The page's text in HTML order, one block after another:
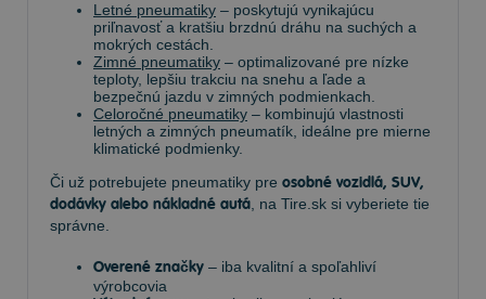
Letné pneumatiky – poskytujú vynikajúcu
priľnavosť a kratšiu brzdnú dráhu na suchých a
mokrých cestách.
Zimné pneumatiky – optimalizované pre nízke
teploty, lepšiu trakciu na snehu a ľade a
bezpečnú jazdu v zimných podmienkach.
Celoročné pneumatiky – kombinujú vlastnosti
letných a zimných pneumatík, ideálne pre mierne
klimatické podmienky.
Či už potrebujete pneumatiky pre osobné vozidlá, SUV,
dodávky alebo nákladné autá , na Tire.sk si vyberiete tie
správne.
Overené značky – iba kvalitní a spoľahliví
výrobcovia